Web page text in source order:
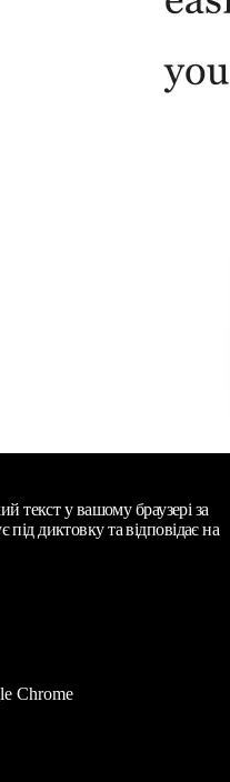
текст у вашому браузері за
під диктовку та відповідає на
Chrome